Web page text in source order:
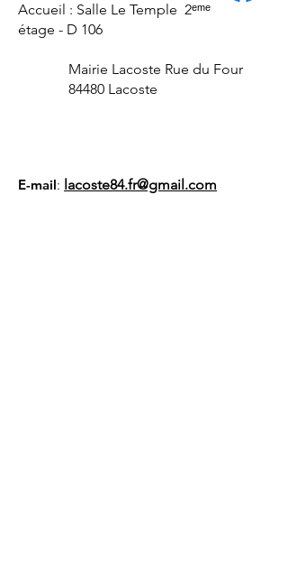
Accueil : Salle Le Temple 2ᵉᵐᵉ
étage - D 106
Mairie Lacoste Rue du Four
84480 Lacoste
E-mail: lacoste84.fr@gmail.com